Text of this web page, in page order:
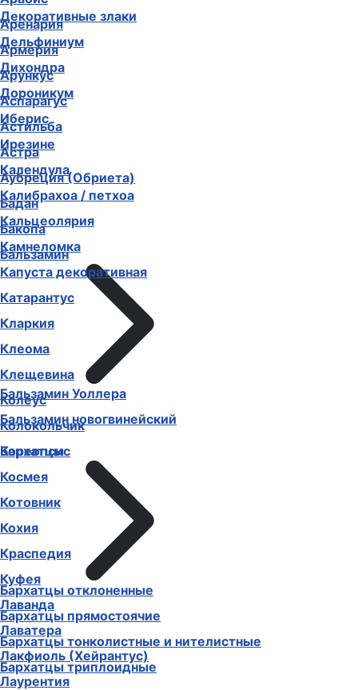
Аренария
Армерия
Арункус
Аспарагус
Астильба
Астра
Аубреция (Обриета)
Бадан
Бакопа
Бальзамин
Бальзамин Уоллера
Бальзамин новогвинейский
Бархатцы
Бархатцы отклоненные
Бархатцы прямостоячие
Бархатцы тонколистные и нителистные
Бархатцы триплоидные
Декоративные злаки
Дельфиниум
Дихондра
Дороникум
Иберис
Ирезине
Календула
Калибрахоа / петхоа
Кальцеолярия
Камнеломка
Капуста декоративная
Катарантус
Кларкия
Клеома
Клещевина
Колеус
Колокольчик
Кореопсис
Космея
Котовник
Кохия
Краспедия
Куфея
Лаванда
Лаватера
Лакфиоль (Хейрантус)
Лаурентия